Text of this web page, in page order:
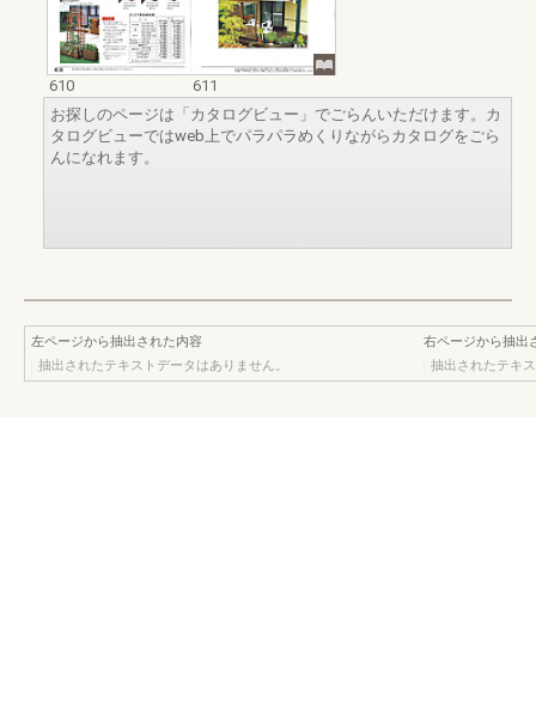
610
611
お探しのページは「カタログビュー」でごらんいただけます。カ
タログビューではweb上でパラパラめくりながらカタログをごら
んになれます。
左ページから抽出された内容
抽出されたテキストデータはありません。
右ページから抽出
抽出されたテキ